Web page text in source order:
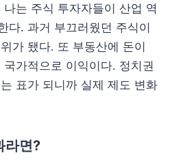
는 주식 투자자들이 산업 역
다. 과거 부끄러웠던 주식이
가 됐다. 또 부동산에 돈이
가적으로 이익이다. 정치권
표가 되니까 실제 제도 변화
라면?